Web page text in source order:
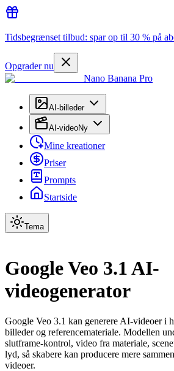
Tidsbegrænset tilbud: spar op til 30 % på
Opgrader nu
Nano Banana Pro
AI-billeder
AI-videoNy
Mine kreationer
Priser
Prompts
Startside
Tema
Google Veo 3.1 AI-
videogenerator
Google Veo 3.1 kan generere AI-videoer i
billeder og referencemateriale. Modellen
slutframe-kontrol, video fra materiale,
lyd, så skabere kan producere mere
videoer.